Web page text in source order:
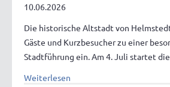
10.06.2026
Die historische Altstadt von
Gäste und Kurzbesucher zu einer
Stadtführung ein. Am 4. Juli startet
Weiterlesen